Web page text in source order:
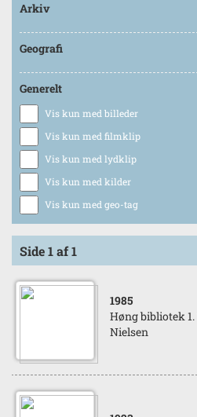
Arkiv
Geografi
Generelt
Vis kun med billeder
Vis kun med filmklip
Vis kun med lydklip
Vis kun med kilder
Vis kun med geo-tag
Side 1 af 1
1985
Høng bibliotek
Nielsen